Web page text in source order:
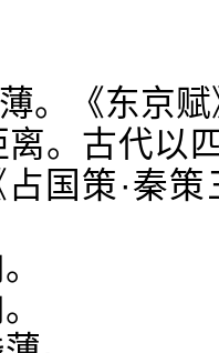
。《东京
。古代以
占国策·秦